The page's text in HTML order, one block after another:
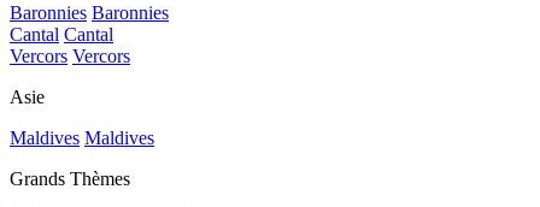
Baronnies Baronnies
Cantal Cantal
Vercors Vercors
Asie
Maldives Maldives
Grands Thèmes